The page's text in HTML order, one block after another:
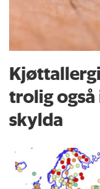
trolig også
skylda